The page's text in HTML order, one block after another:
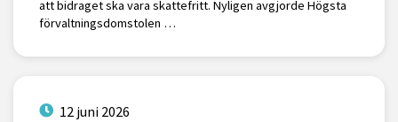
att bidraget ska vara skattefritt. Nyligen avgjorde Högsta
förvaltningsdomstolen …
12 juni 2026